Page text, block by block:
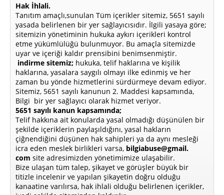
Hak İhlali.
Tanıtım amaçlı,sunulan Tüm içerikler sitemiz, 5651 sayılı
yasada belirlenen bir yer sağlayıcısıdır. İlgili yasaya göre;
sitemizin yönetiminin hukuka aykırı içerikleri kontrol
etme yükümlülüğü bulunmuyor. Bu amaçla sitemizde
uyar ve içeriği kaldır prensibini benimsenmiştir.
indirme sitemiz; hukuka, telif haklarına ve kişilik
haklarına, yasalara saygılı olmayı ilke edinmiş ve her
zaman bu yönde hizmetlerini sürdürmeye devam ediyor.
Sitemiz, 5651 sayılı kanunun 2. Maddesi kapsamında,
Bilgi bir yer sağlayıcı olarak hizmet veriyor.
5651 sayılı kanun kapsamında;
Telif hakkına ait konularda yasal olmadığı düşünülen bir
şekilde içeriklerin paylaşıldığını, yasal hakların
çiğnendiğini düşünen hak sahipleri ya da aynı mesleği
icra eden meslek birlikleri varsa, bilgiabuse@gmail.
com site adresimizden yönetimimize ulaşabilir.
Bize ulaşan tüm talep, şikayet ve görüşler büyük bir
titizle incelenir ve yapılan şikayetin doğru olduğu
kanaatine varılırsa, hak ihlali olduğu belirlenen içerikler,